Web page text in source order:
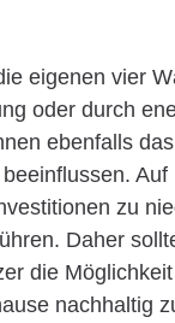
eigenen vier
oder durch
ebenfalls das
Auf
zu
Daher
die
nachhaltig